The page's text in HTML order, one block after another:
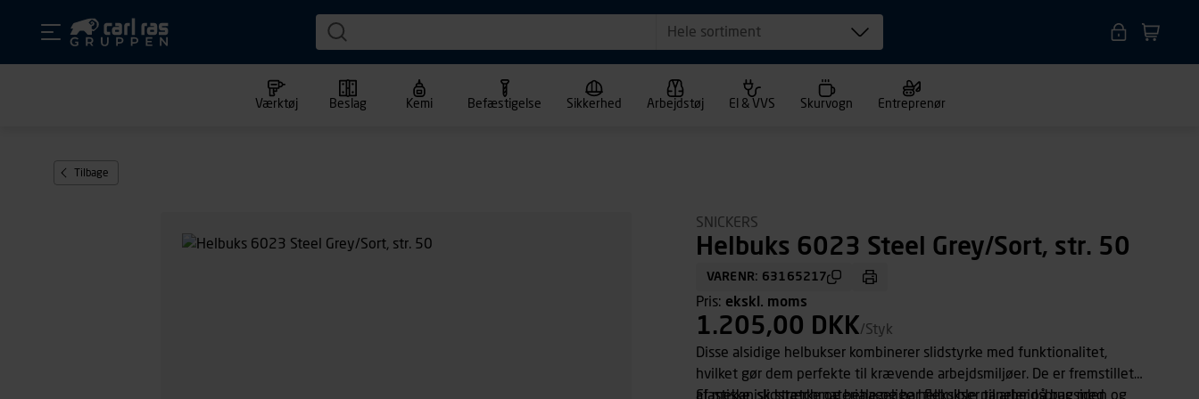
Hele sortiment
Værktøj Beslag Kemi Befæstigelse Sikkerhed Arbejdstøj El & VVS Skurvogn Entreprenør
Tilbage
SNICKERS
Helbuks 6023 Steel Grey/Sort, str. 50
VARENR: 63165217
Pris: ekskl. moms
1.205,00 DKK/Styk
Disse alsidige helbukser kombinerer slidstyrke med funktionalitet,
hvilket gør dem perfekte til krævende arbejdsmiljøer. De er fremstillet
af mekanisk stretchmateriale og har fleksible paneler på bagsiden og
Elastiske, slidstærke og behagelige helbukser til arbejdsbrug med